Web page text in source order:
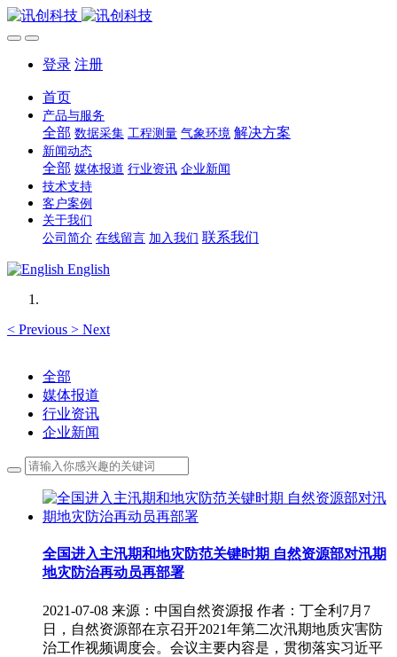
登录 注册
首页
产品与服务
全部 数据采集 工程测量 气象环境 解决方案
新闻动态
全部 媒体报道 行业资讯 企业新闻
技术支持
客户案例
关于我们
公司简介 在线留言 加入我们 联系我们
English
< Previous > Next
全部
媒体报道
行业资讯
企业新闻
全国进入主汛期和地灾防范关键时期 自然资源部对汛期
地灾防治再动员再部署
2021-07-08 来源：中国自然资源报 作者：丁全利7月7
日，自然资源部在京召开2021年第二次汛期地质灾害防
治工作视频调度会。会议主要内容是，贯彻落实习近平